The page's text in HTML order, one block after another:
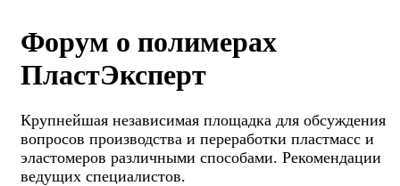
Форум о полимерах
ПластЭксперт
Крупнейшая независимая площадка для обсуждения
вопросов производства и переработки пластмасс и
эластомеров различными способами. Рекомендации
ведущих специалистов.